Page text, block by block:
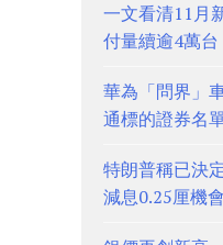
一文看清11月
付量續逾4萬
華為「問界」
通標的證券名
特朗普稱已決
減息0.25厘機